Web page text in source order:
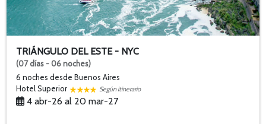
TRIÁNGULO DEL ESTE - NYC
(07 días - 06 noches)
6 nochesdesde Buenos Aires
Hotel Superior
Según itinerario
4 abr-26 al 20 mar-27